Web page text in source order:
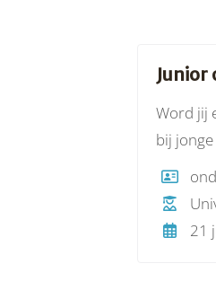
Word jij
bij
werken
21